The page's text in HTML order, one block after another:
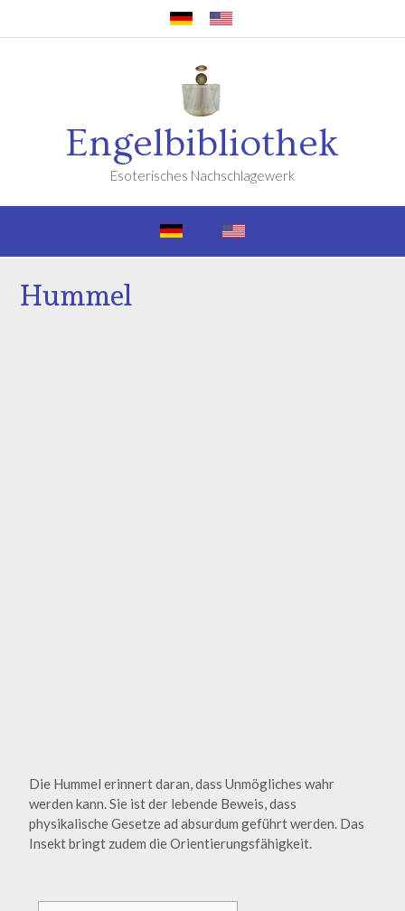
Engelbibliothek
Esoterisches Nachschlagewerk
Hummel
Die Hummel erinnert daran, dass Unmögliches wahr
werden kann. Sie ist der lebende Beweis, dass
physikalische Gesetze ad absurdum geführt werden. Das
Insekt bringt zudem die Orientierungsfähigkeit.